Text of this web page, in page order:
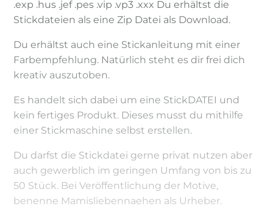
.exp .hus .jef .pes .vip .vp3 .xxx Du erhältst die
Stickdateien als eine Zip Datei als Download.
Du erhältst auch eine Stickanleitung mit einer
Farbempfehlung. Natürlich steht es dir frei dich
kreativ auszutoben.
Es handelt sich dabei um eine StickDATEI und
kein fertiges Produkt. Dieses musst du mithilfe
einer Stickmaschine selbst erstellen.
Du darfst die Stickdatei gerne privat nutzen aber
auch gewerblich im geringen Umfang von bis zu
50 Stück. Bei Veröffentlichung der Motive,
benenne Mamisliebennaehen als Urheber.